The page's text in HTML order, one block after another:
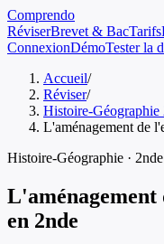
Comprendo
RéviserBrevet & BacTarifs
ConnexionDémoTester la
Accueil/
Réviser/
Histoire-Géographie
L'aménagement de
Histoire-Géographie · 2nde
L'aménagement
en 2nde